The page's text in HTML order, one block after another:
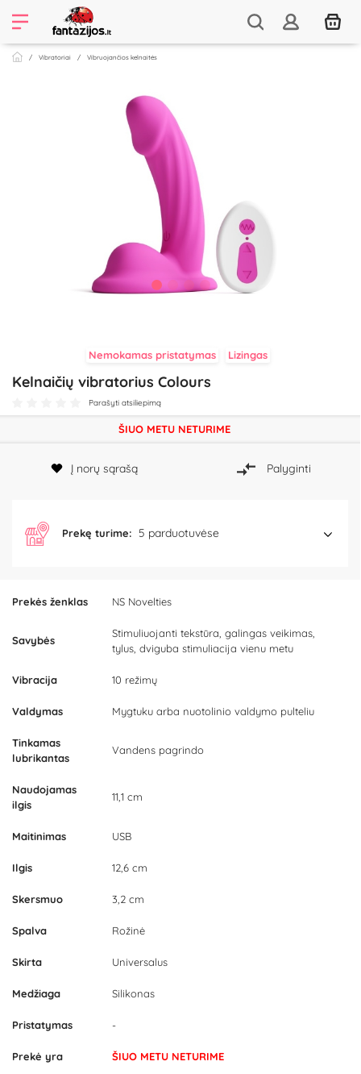
Vibratoriai Vibruojančios kelnaitės
Nemokamas pristatymas Lizingas
Kelnaičių vibratorius Colours
Parašyti atsiliepimą
Prekės ženklas NS Novelties
Savybės
Stimuliuojanti tekstūra, galingas veikimas,
tylus, dviguba stimuliacija vienu metu
Vibracija 10 režimų
Valdymas Mygtuku arba nuotolinio valdymo pulteliu
Tinkamas
lubrikantas
Vandens pagrindo
Naudojamas
ilgis
11,1 cm
Maitinimas USB
Ilgis 12,6 cm
Skersmuo 3,2 cm
Spalva Rožinė
Skirta Universalus
Medžiaga Silikonas
Pristatymas -
Prekė yra ŠIUO METU NETURIME
ŠIUO METU NETURIME
Į norų sąrašą Palyginti
Prekę turime: 5 parduotuvėse